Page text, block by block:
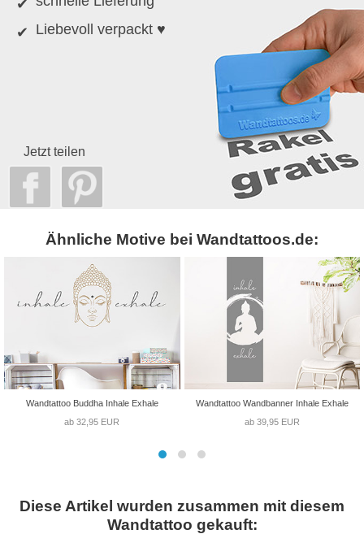
Liebevoll verpackt ♥
Jetzt teilen
Ähnliche Motive bei Wandtattoos.de:
Wandtattoo Buddha Inhale Exhale
ab 32,95 EUR
Wandtattoo Wandbanner Inhale Exhale
ab 39,95 EUR
Diese Artikel wurden zusammen mit diesem
Wandtattoo gekauft: